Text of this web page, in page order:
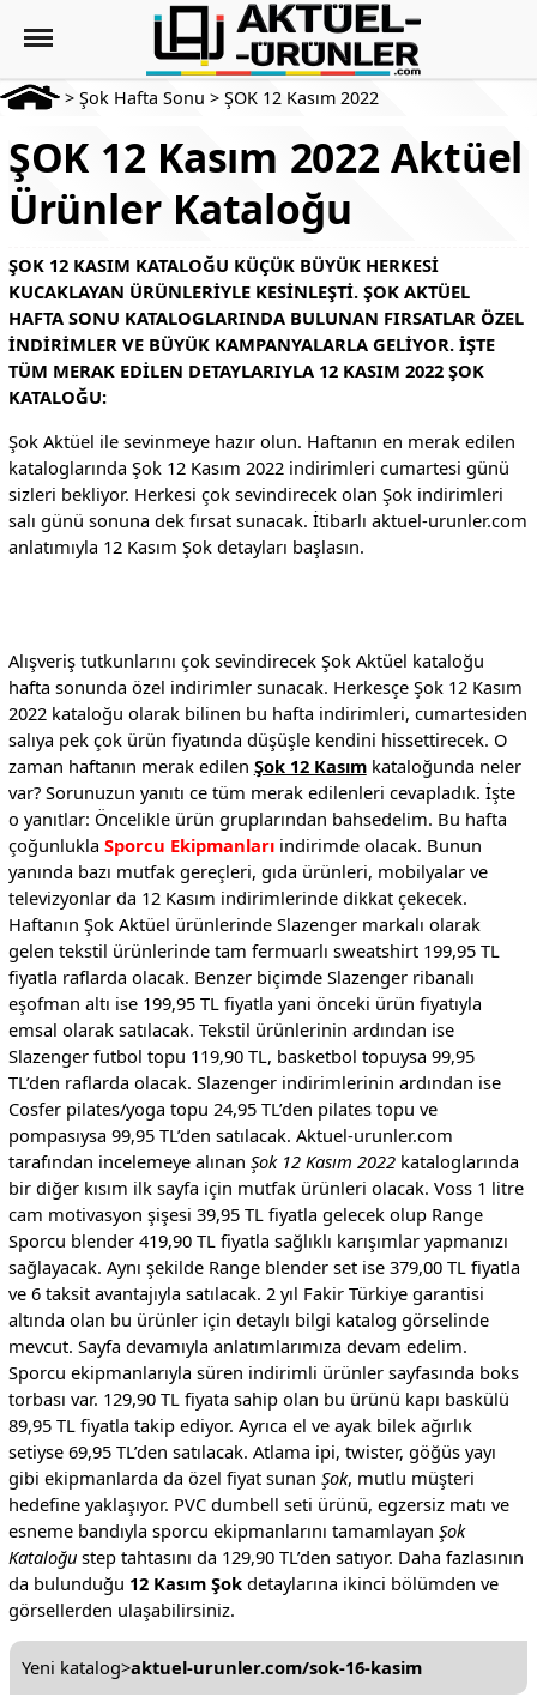
> Şok Hafta Sonu > ŞOK 12 Kasım 2022
ŞOK 12 Kasım 2022 Aktüel
Ürünler Kataloğu
ŞOK 12 KASIM KATALOĞU KÜÇÜK BÜYÜK HERKESI
KUCAKLAYAN ÜRÜNLERIYLE KESINLEŞTI. ŞOK AKTÜEL
HAFTA SONU KATALOGLARINDA BULUNAN FIRSATLAR ÖZEL
INDIRIMLER VE BÜYÜK KAMPANYALARLA GELIYOR. İŞTE
TÜM MERAK EDILEN DETAYLARIYLA 12 KASIM 2022 ŞOK
KATALOĞU:
Şok Aktüel ile sevinmeye hazır olun. Haftanın en merak edilen
kataloglarında Şok 12 Kasım 2022 indirimleri cumartesi günü
sizleri bekliyor. Herkesi çok sevindirecek olan Şok indirimleri
salı günü sonuna dek fırsat sunacak. İtibarlı aktuel-urunler.com
anlatımıyla 12 Kasım Şok detayları başlasın.
Alışveriş tutkunlarını çok sevindirecek Şok Aktüel kataloğu
hafta sonunda özel indirimler sunacak. Herkesçe Şok 12 Kasım
2022 kataloğu olarak bilinen bu hafta indirimleri, cumartesiden
salıya pek çok ürün fiyatında düşüşle kendini hissettirecek. O
zaman haftanın merak edilen Şok 12 Kasımkataloğunda neler
var? Sorunuzun yanıtı ce tüm merak edilenleri cevapladık. İşte
o yanıtlar: Öncelikle ürün gruplarından bahsedelim. Bu hafta
çoğunlukla Sporcu Ekipmanlarıindirimde olacak. Bunun
yanında bazı mutfak gereçleri, gıda ürünleri, mobilyalar ve
televizyonlar da 12 Kasım indirimlerinde dikkat çekecek.
Haftanın Şok Aktüel ürünlerinde Slazenger markalı olarak
gelen tekstil ürünlerinde tam fermuarlı sweatshirt 199,95 TL
fiyatla raflarda olacak. Benzer biçimde Slazenger ribanalı
eşofman altı ise 199,95 TL fiyatla yani önceki ürün fiyatıyla
emsal olarak satılacak. Tekstil ürünlerinin ardından ise
Slazenger futbol topu 119,90 TL, basketbol topuysa 99,95
TL’den raflarda olacak. Slazenger indirimlerinin ardından ise
Cosfer pilates/yoga topu 24,95 TL’den pilates topu ve
pompasıysa 99,95 TL’den satılacak. Aktuel-urunler.com
tarafından incelemeye alınan Şok 12 Kasım 2022kataloglarında
bir diğer kısım ilk sayfa için mutfak ürünleri olacak. Voss 1 litre
cam motivasyon şişesi 39,95 TL fiyatla gelecek olup Range
Sporcu blender 419,90 TL fiyatla sağlıklı karışımlar yapmanızı
sağlayacak. Aynı şekilde Range blender set ise 379,00 TL fiyatla
ve 6 taksit avantajıyla satılacak. 2 yıl Fakir Türkiye garantisi
altında olan bu ürünler için detaylı bilgi katalog görselinde
mevcut. Sayfa devamıyla anlatımlarımıza devam edelim.
Sporcu ekipmanlarıyla süren indirimli ürünler sayfasında boks
torbası var. 129,90 TL fiyata sahip olan bu ürünü kapı baskülü
89,95 TL fiyatla takip ediyor. Ayrıca el ve ayak bilek ağırlık
setiyse 69,95 TL’den satılacak. Atlama ipi, twister, göğüs yayı
gibi ekipmanlarda da özel fiyat sunan Şok, mutlu müşteri
hedefine yaklaşıyor. PVC dumbell seti ürünü, egzersiz matı ve
esneme bandıyla sporcu ekipmanlarını tamamlayan Şok
Kataloğustep tahtasını da 129,90 TL’den satıyor. Daha fazlasının
da bulunduğu 12 Kasım Şokdetaylarına ikinci bölümden ve
görsellerden ulaşabilirsiniz.
Yeni katalog>aktuel-urunler.com/sok-16-kasim